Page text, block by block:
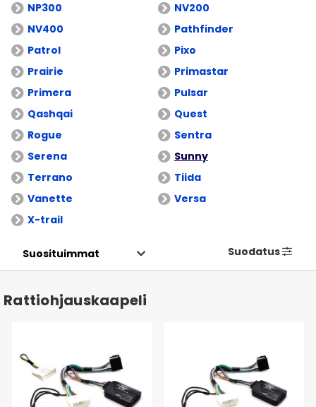
NP300
NV200
NV400
Pathfinder
Patrol
Pixo
Prairie
Primastar
Primera
Pulsar
Qashqai
Quest
Rogue
Sentra
Serena
Sunny
Terrano
Tiida
Vanette
Versa
X-trail
Suodatus
Rattiohjauskaapeli